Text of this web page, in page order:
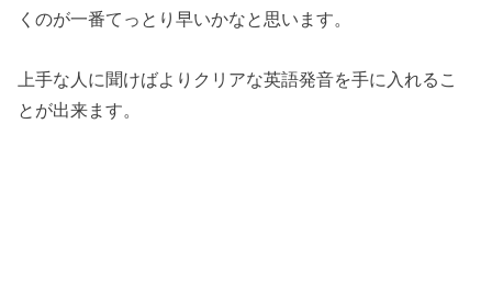
くのが一番てっとり早いかなと思います。
上手な人に聞けばよりクリアな英語発音を手に入れるこ
とが出来ます。